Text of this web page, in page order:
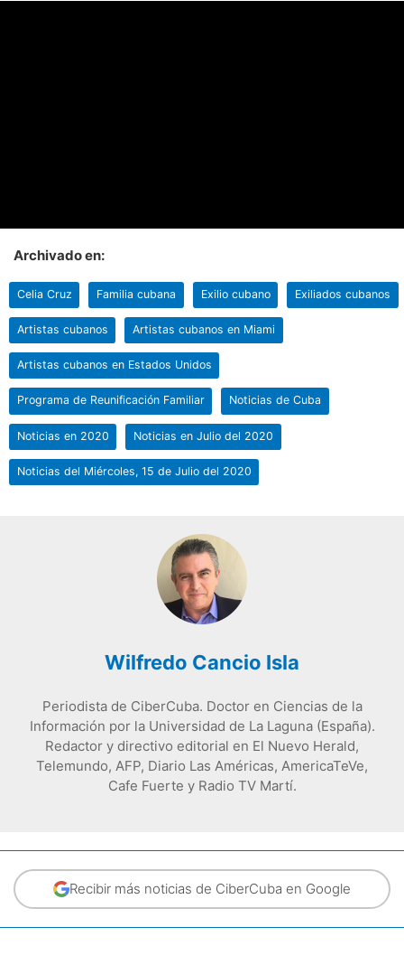
Archivado en:
Celia Cruz Familia cubana Exilio cubano Exiliados cubanos
Artistas cubanos Artistas cubanos en Miami
Artistas cubanos en Estados Unidos
Programa de Reunificación Familiar Noticias de Cuba
Noticias en 2020 Noticias en Julio del 2020
Noticias del Miércoles, 15 de Julio del 2020
Wilfredo Cancio Isla
Periodista de CiberCuba. Doctor en Ciencias de la
Información por la Universidad de La Laguna (España).
Redactor y directivo editorial en El Nuevo Herald,
Telemundo, AFP, Diario Las Américas, AmericaTeVe,
Cafe Fuerte y Radio TV Martí.
Recibir más noticias de CiberCuba en Google